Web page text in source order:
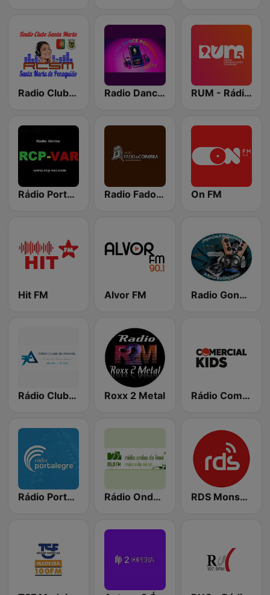
Radio Clube Santa Marta Radio Dance Portugal RUM - Rádio Universitária do Minho
Rádio Portuguesa do VAR Radio Fado de Coimbra On FM
Hit FM Alvor FM Radio Gondomar Mix
Rádio Clube de Arganil Roxx 2 Metal Rádio Comercial Kids
Rádio Portalegre Rádio Ondas Do Lima RDS Monsanto